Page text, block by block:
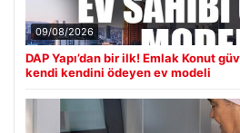
09/08/2026
DAP Yapı’dan bir ilk! Emlak Konut
kendi kendini ödeyen ev modeli